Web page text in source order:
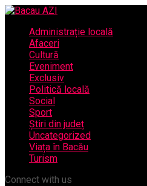
Administrație locală
Afaceri
Cultură
Eveniment
Exclusiv
Politică locală
Social
Sport
Știri din județ
Uncategorized
Viața în Bacău
Turism
Connect with us